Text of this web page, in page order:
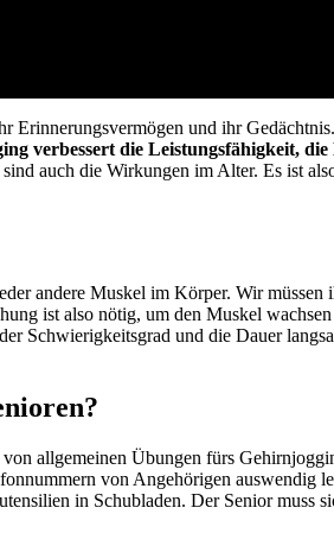
Erinnerungsvermögen und ihr
verbessert die Leistungsfähigkeit,
auch die Wirkungen im Alter. Es ist
andere Muskel im Körper. Wir müssen
ist also nötig, um den Muskel
Schwierigkeitsgrad und die Dauer
allgemeinen Übungen fürs
von Angehörigen auswendig
in Schubladen. Der Senior muss